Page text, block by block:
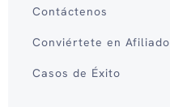
Contáctenos
Conviértete en Afiliado
Casos de Éxito